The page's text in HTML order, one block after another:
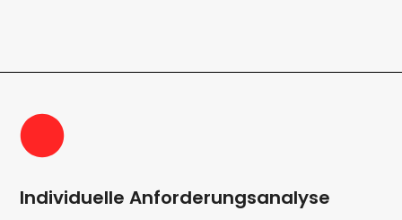
Individuelle Anforderungsanalyse